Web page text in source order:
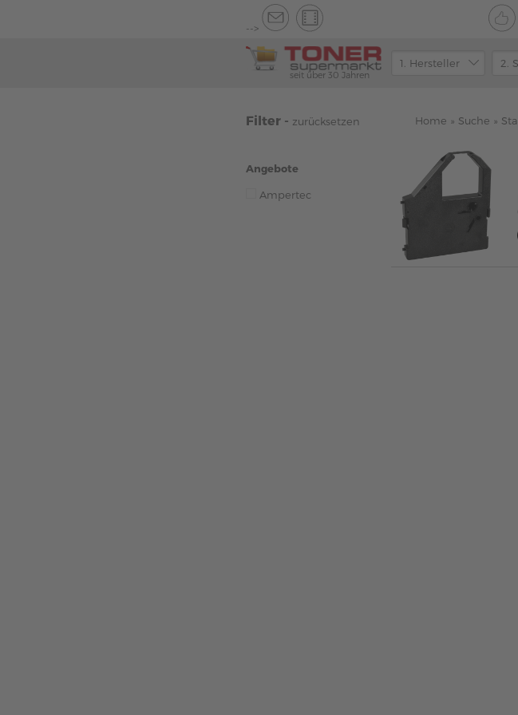
-->
seit über 30 Jahren
Filter - zurücksetzen
Angebote
Ampertec
Home » Suche »